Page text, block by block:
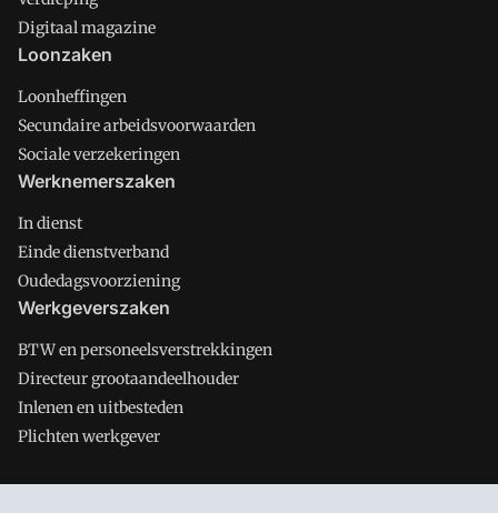
Digitaal magazine
Loonzaken
Loonheffingen
Secundaire arbeidsvoorwaarden
Sociale verzekeringen
Werknemerszaken
In dienst
Einde dienstverband
Oudedagsvoorziening
Werkgeverszaken
BTW en personeelsverstrekkingen
Directeur grootaandeelhouder
Inlenen en uitbesteden
Plichten werkgever